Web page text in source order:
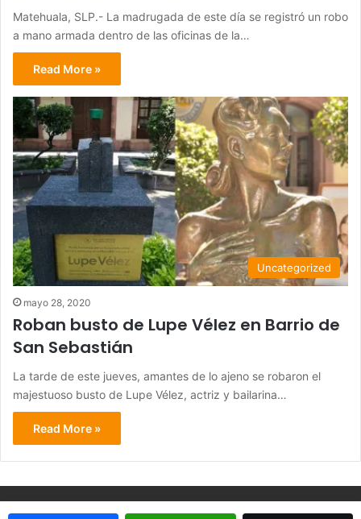
Matehuala, SLP.- La madrugada de este día se registró un robo
a mano armada dentro de las oficinas de la…
Read More »
Uncategorized
mayo 28, 2020
Roban busto de Lupe Vélez en Barrio de
San Sebastián
La tarde de este jueves, amantes de lo ajeno se robaron el
majestuoso busto de Lupe Vélez, actriz y bailarina…
Read More »
© Copyright 2026, Todos los derechos reservados - Metrópoli